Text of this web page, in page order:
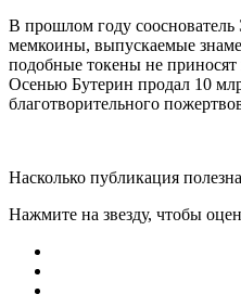
В прошлом году
мемкоины, выпускаемые
подобные токены не приносят
Осенью Бутерин продал 10
благотворительного
Насколько публикация
Нажмите на звезду, чтобы